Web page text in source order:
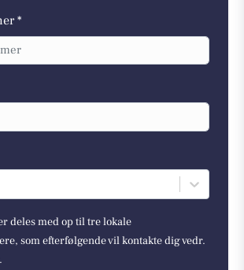
*
deles med op til tre lokale
som efterfølgende vil kontakte dig vedr.